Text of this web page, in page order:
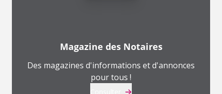
Magazine des Notaires
Des magazines d'informations et d'annonces
pour tous !